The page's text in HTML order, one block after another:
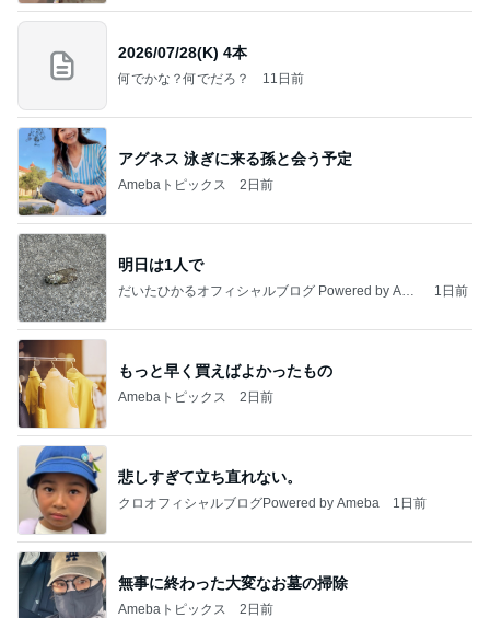
2026/07/28(K) 4本
何でかな？何でだろ？ 11日前
アグネス 泳ぎに来る孫と会う予定
Amebaトピックス 2日前
明日は1人で
だいたひかるオフィシャルブログ Powered by Ame
1日前
もっと早く買えばよかったもの
Amebaトピックス 2日前
悲しすぎて立ち直れない。
クロオフィシャルブログPowered by Ameba 1日前
無事に終わった大変なお墓の掃除
Amebaトピックス 2日前